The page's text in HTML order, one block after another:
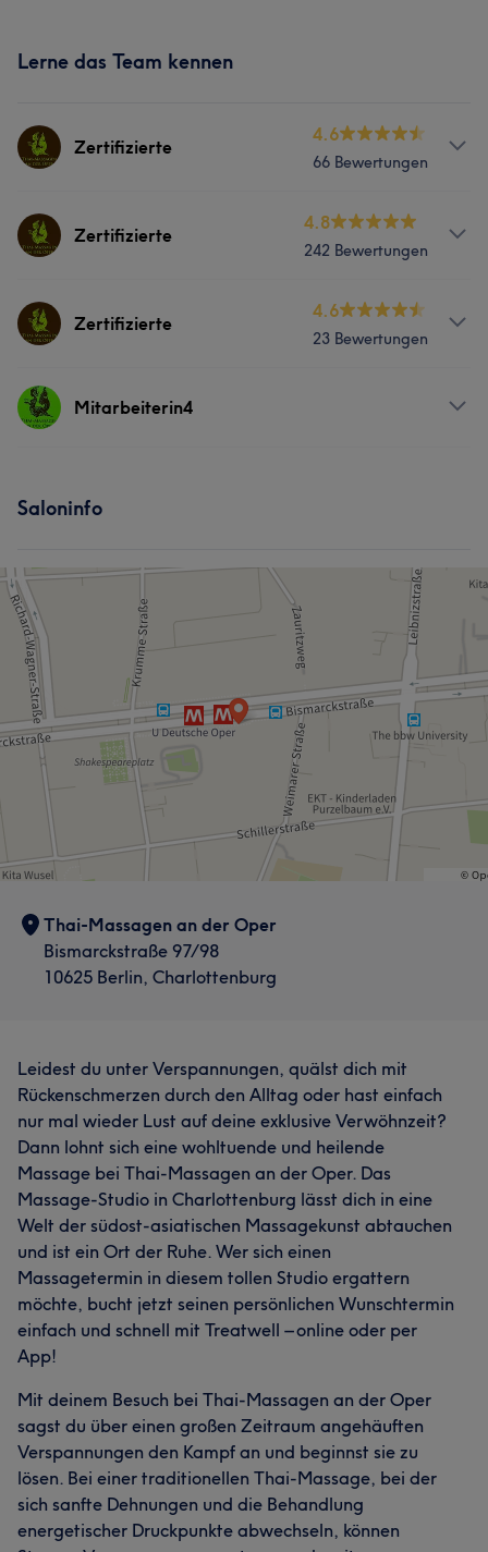
Lerne das Team kennen
Zertifizierte
4.6
66 Bewertungen
Services
Zertifizierte
4.8
242 Bewertungen
Services
Was unsere Kunden über Zertifizierte sagen
Erfahren 6
Zertifizierte
4.6
23 Bewertungen
ServicesMitarbeiterin4
Saloninfo
Thai-Massagen an der Oper
Bismarckstraße 97/98
10625 Berlin, Charlottenburg
Leidest du unter Verspannungen, quälst dich mit
Rückenschmerzen durch den Alltag oder hast einfach
nur mal wieder Lust auf deine exklusive Verwöhnzeit?
Dann lohnt sich eine wohltuende und heilende
Massage bei Thai-Massagen an der Oper. Das
Massage-Studio in Charlottenburg lässt dich in eine
Welt der südost-asiatischen Massagekunst abtauchen
und ist ein Ort der Ruhe. Wer sich einen
Massagetermin in diesem tollen Studio ergattern
möchte, bucht jetzt seinen persönlichen Wunschtermin
einfach und schnell mit Treatwell – online oder per
App!
Mit deinem Besuch bei Thai-Massagen an der Oper
sagst du über einen großen Zeitraum angehäuften
Verspannungen den Kampf an und beginnst sie zu
lösen. Bei einer traditionellen Thai-Massage, bei der
sich sanfte Dehnungen und die Behandlung
energetischer Druckpunkte abwechseln, können